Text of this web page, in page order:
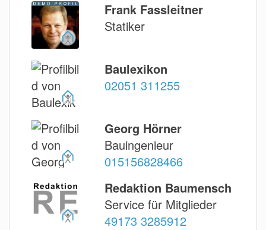
Frank Fassleitner
Statiker
Baulexikon
02051 311255
Georg Hörner
Bauingenieur
015156828466
Redaktion Baumensch
Service für Mitglieder
49173 3285912